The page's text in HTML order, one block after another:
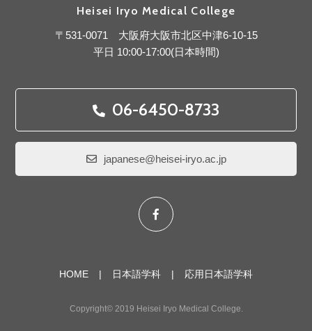
Heisei Iryo Medical College
〒531-0071 大阪府大阪市北区中津6-10-15
平日 10:00-17:00(日本時間)
06-6450-8733
japanese@heisei-iryo.ac.jp
HOME 日本語学科 応用日本語学科
Copyright© 2019 Heisei Iryo Medical College.